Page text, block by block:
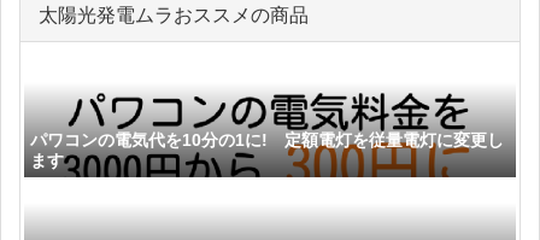
太陽光発電ムラおススメの商品
パワコンの電気代を10分の1に! 定額電灯を従量電灯に変更し
ます